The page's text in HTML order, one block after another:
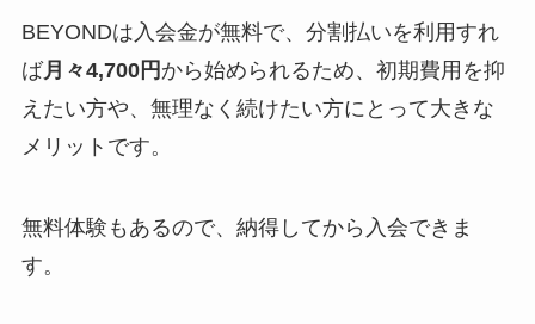
BEYONDは入会金が無料で、分割払いを利用すれ
ば月々4,700円 から始められるため、初期費用を抑
えたい方や、無理なく続けたい方にとって大きな
メリットです。
無料体験もあるので、納得してから入会できま
す。